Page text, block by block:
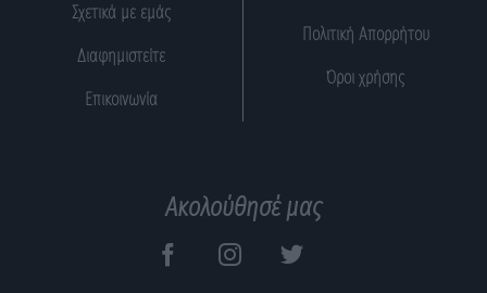
Σχετικά με εμάς
Διαφημιστείτε
Επικοινωνία
Πολιτική Απορρήτου
Όροι χρήσης
Ακολούθησέ μας